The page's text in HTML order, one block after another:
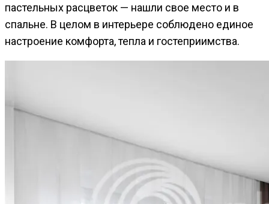
пастельных расцветок — нашли свое место и в
спальне. В целом в интерьере соблюдено единое
настроение комфорта, тепла и гостеприимства.